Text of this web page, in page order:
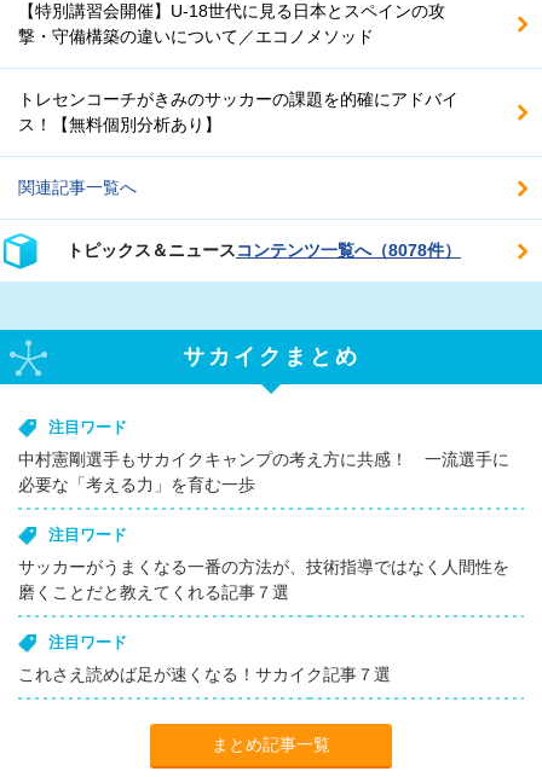
【特別講習会開催】U-18世代に見る日本とスペインの攻
撃・守備構築の違いについて／エコノメソッド
トレセンコーチがきみのサッカーの課題を的確にアドバイ
ス！【無料個別分析あり】
関連記事一覧へ
トピックス＆ニュースコンテンツ一覧へ（8078件）
サカイクまとめ
注目ワード
中村憲剛選手もサカイクキャンプの考え方に共感！ 一流選手に
必要な「考える力」を育む一歩
注目ワード
サッカーがうまくなる一番の方法が、技術指導ではなく人間性を
磨くことだと教えてくれる記事７選
注目ワード
これさえ読めば足が速くなる！サカイク記事７選
まとめ記事一覧